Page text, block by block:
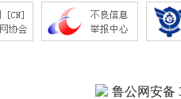
鲁公网安备